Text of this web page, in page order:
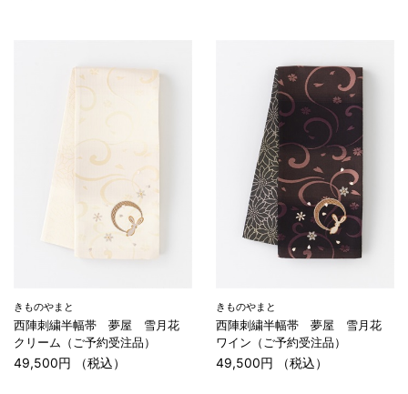
きものやまと
西陣刺繍半幅帯 夢屋 雪月花
クリーム（ご予約受注品）
49,500円 （税込）
きものやまと
西陣刺繍半幅帯 夢屋 雪月花
ワイン（ご予約受注品）
49,500円 （税込）